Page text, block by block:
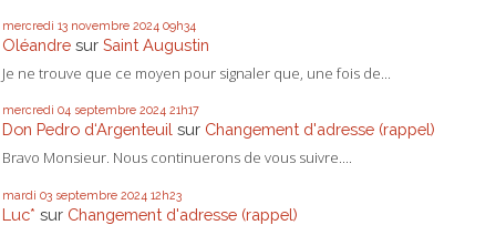
mercredi 13 novembre 2024 09h34
Oléandre sur Saint Augustin
Je ne trouve que ce moyen pour signaler que, une fois de...
mercredi 04 septembre 2024 21h17
Don Pedro d‘Argenteuil sur Changement d'adresse (rappel)
Bravo Monsieur. Nous continuerons de vous suivre....
mardi 03 septembre 2024 12h23
Luc* sur Changement d'adresse (rappel)